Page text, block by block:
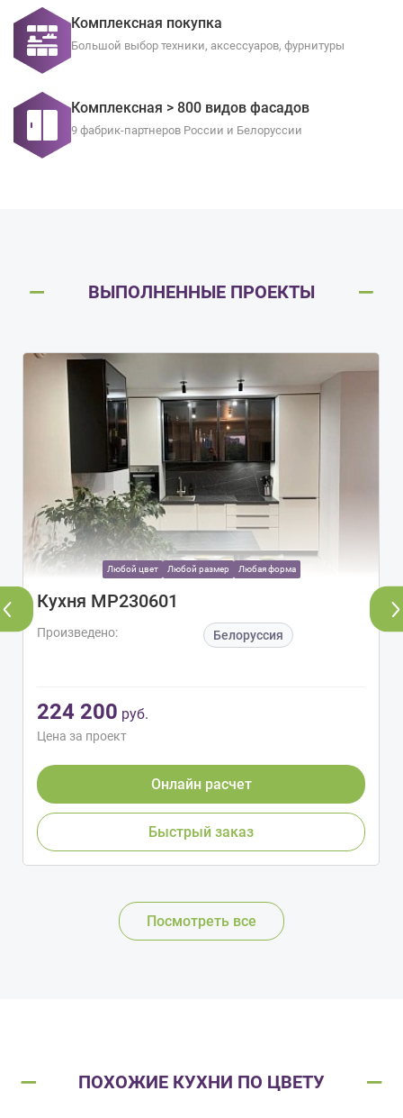
Комплексная покупка
Большой выбор техники, аксессуаров, фурнитуры
Комплексная > 800 видов фасадов
9 фабрик-партнеров России и Белоруссии
ВЫПОЛНЕННЫЕ ПРОЕКТЫ
Любой цвет Любой размер Любая форма
Кухня МР230601
Произведено: Белоруссия
224 200 руб.
Цена за проект
Онлайн расчет
Быстрый заказ
Посмотреть все
ПОХОЖИЕ КУХНИ ПО ЦВЕТУ